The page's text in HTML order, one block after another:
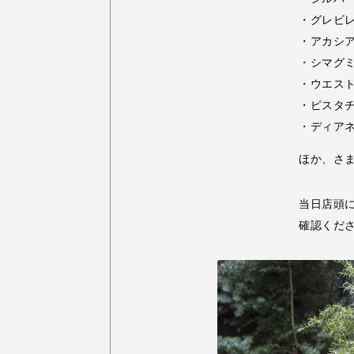
・グレビ
・アカシ
・シマグ
・ウエス
・ピスタ
・ディア
ほか、さ
当日店頭
確認くだ